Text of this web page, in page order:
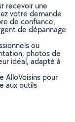
recevoir une
votre demande
de confiance,
de dépannage
ou
photos de
idéal, adapté à
AlloVoisins pour
aux outils